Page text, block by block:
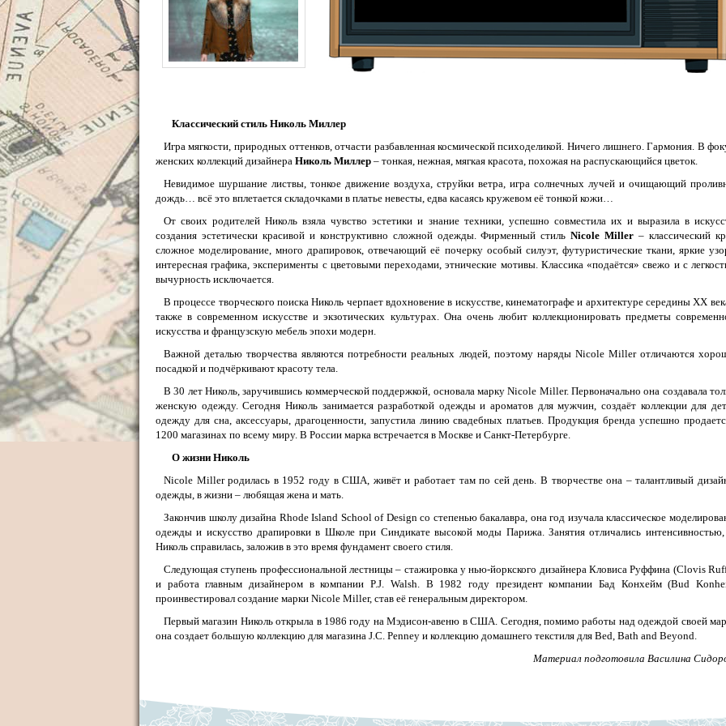
Классический стиль Николь Миллер
Игра мягкости, природных оттенков, отчасти разбавленная космической психоделикой. Ничего лишнего. Гармония. В
женских коллекций дизайнера Николь Миллер – тонкая, нежная, мягкая красота, похожая на распускающийся цветок.
Невидимое шуршание листвы, тонкое движение воздуха, струйки ветра, игра солнечных лучей и очищающий
дождь… всё это вплетается складочками в платье невесты, едва касаясь кружевом её тонкой кожи…
От своих родителей Николь взяла чувство эстетики и знание техники, успешно совместила их и выразила в
создания эстетически красивой и конструктивно сложной одежды. Фирменный стильNicole Miller – классический
сложное моделирование, много драпировок, отвечающий её почерку особый силуэт, футуристические ткани, яркие
интересная графика, эксперименты с цветовыми переходами, этнические мотивы. Классика «подаётся» свежо и с
вычурность исключается.
В процессе творческого поиска Николь черпает вдохновение в искусстве, кинематографе и архитектуре середины ХХ
также в современном искусстве и экзотических культурах. Она очень любит коллекционировать предметы
искусства и французскую мебель эпохи модерн.
Важной деталью творчества являются потребности реальных людей, поэтому наряды Nicole Miller отличаются
посадкой и подчёркивают красоту тела.
В 30 лет Николь, заручившись коммерческой поддержкой, основала марку Nicole Miller. Первоначально она создавала
женскую одежду. Сегодня Николь занимается разработкой одежды и ароматов для мужчин, создаёт коллекции для
одежду для сна, аксессуары, драгоценности, запустила линию свадебных платьев. Продукция бренда успешно
1200 магазинах по всему миру. В России марка встречается в Москве и Санкт-Петербурге.
О жизни Николь
Nicole Miller родилась в 1952 году в США, живёт и работает там по сей день. В творчестве она – талантливый
одежды, в жизни – любящая жена и мать.
Закончив школу дизайна Rhode Island School of Design со степенью бакалавра, она год изучала классическое
одежды и искусство драпировки в Школе при Синдикате высокой моды Парижа. Занятия отличались
Николь справилась, заложив в это время фундамент своего стиля.
Следующая ступень профессиональной лестницы – стажировка у нью-йоркского дизайнера Кловиса Руффина (Clovis
и работа главным дизайнером в компании P.J. Walsh. В 1982 году президент компании Бад Конхейм (Bud
проинвестировал создание марки Nicole Miller, став её генеральным директором.
Первый магазин Николь открыла в 1986 году на Мэдисон-авеню в США. Сегодня, помимо работы над одеждой своей
она создает большую коллекцию для магазина J.C. Penney и коллекцию домашнего текстиля для Bed, Bath and Beyond.
Материал подготовила Василина